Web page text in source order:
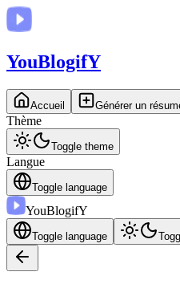
YouBlogifY
Accueil Générer un
Thème
Toggle theme
Langue
Toggle language
YouBlogifY
Toggle language